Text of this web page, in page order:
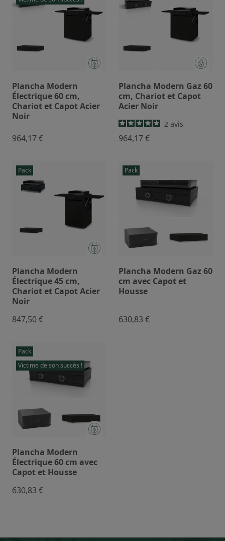
Plancha Modern
Électrique 60 cm,
Chariot et Capot Acier
Noir
964,17 €
Plancha Modern Gaz 60
cm, Chariot et Capot
Acier Noir
2 avis
964,17 €
Pack
Plancha Modern
Électrique 45 cm,
Chariot et Capot Acier
Noir
847,50 €
Pack
Plancha Modern Gaz 60
cm avec Capot et
Housse
630,83 €
Pack
Victime de son succès !
Plancha Modern
Électrique 60 cm avec
Capot et Housse
630,83 €